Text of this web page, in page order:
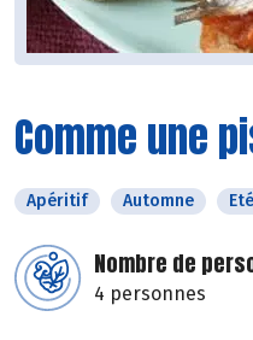
Comme une
Apéritif Automne Eté
Nombre de
4 personnes